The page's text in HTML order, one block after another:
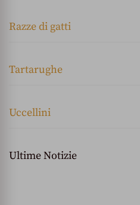
Razze di gatti
Tartarughe
Uccellini
Ultime Notizie